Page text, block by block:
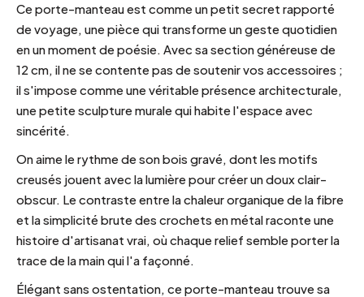
Ce porte-manteau est comme un petit secret rapporté
de voyage, une pièce qui transforme un geste quotidien
en un moment de poésie. Avec sa section généreuse de
12 cm, il ne se contente pas de soutenir vos accessoires ;
il s'impose comme une véritable présence architecturale,
une petite sculpture murale qui habite l'espace avec
sincérité.
On aime le rythme de son bois gravé, dont les motifs
creusés jouent avec la lumière pour créer un doux clair-
obscur. Le contraste entre la chaleur organique de la fibre
et la simplicité brute des crochets en métal raconte une
histoire d'artisanat vrai, où chaque relief semble porter la
trace de la main qui l'a façonné.
Élégant sans ostentation, ce porte-manteau trouve sa